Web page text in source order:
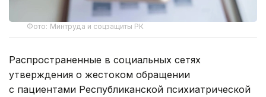
Фото: Минтруда и соцзащиты РК
Распространенные в социальных сетях
утверждения о жестоком обращении
с пациентами Республиканской психиатрической